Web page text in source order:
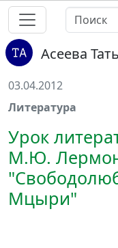
Асеева
03.04.2012
Литература
Урок
М.Ю.
Мцыри"